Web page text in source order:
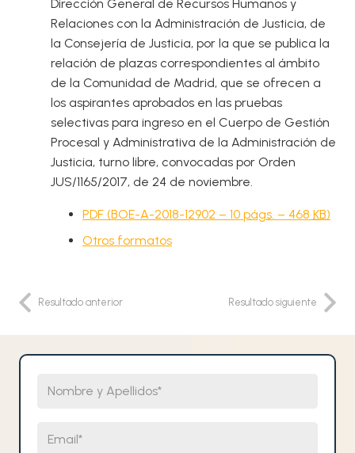
Dirección General de Recursos Humanos y
Relaciones con la Administración de Justicia, de
la Consejería de Justicia, por la que se publica la
relación de plazas correspondientes al ámbito
de la Comunidad de Madrid, que se ofrecen a
los aspirantes aprobados en las pruebas
selectivas para ingreso en el Cuerpo de Gestión
Procesal y Administrativa de la Administración de
Justicia, turno libre, convocadas por Orden
JUS/1165/2017, de 24 de noviembre.
PDF (BOE-A-2018-12902 – 10 págs. – 468 KB)
Otros formatos
Resultado anterior Resultado siguiente